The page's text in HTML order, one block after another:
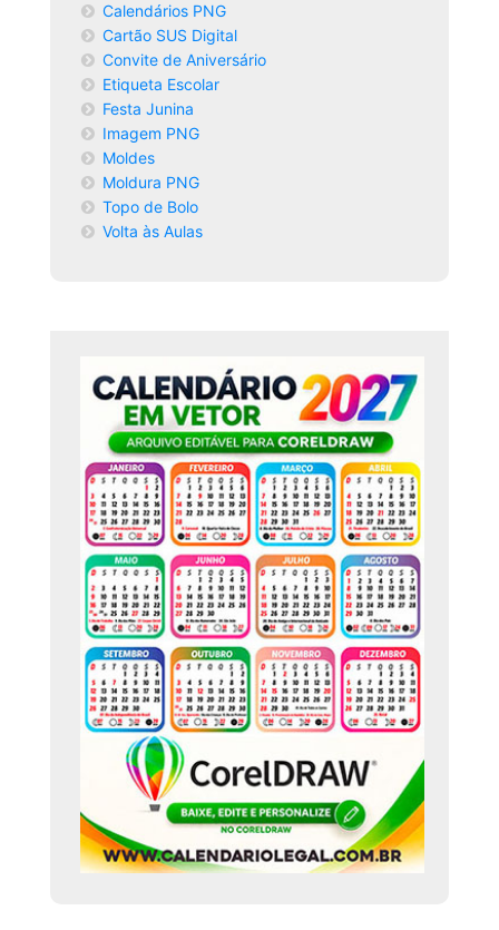
Calendários PNG
Cartão SUS Digital
Convite de Aniversário
Etiqueta Escolar
Festa Junina
Imagem PNG
Moldes
Moldura PNG
Topo de Bolo
Volta às Aulas